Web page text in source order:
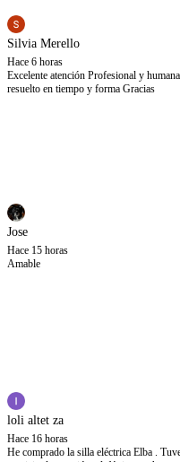
Silvia Merello
Hace 6 horas
Excelente atención Profesional y
resuelto en tiempo y forma Gracias
Jose
Hace 15 horas
Amable
loli altet za
Hace 16 horas
He comprado la silla eléctrica Elba .